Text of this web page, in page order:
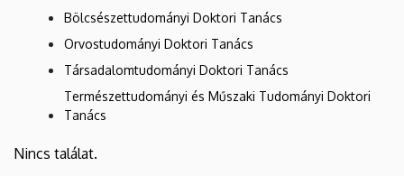
Bölcsészettudományi Doktori Tanács
Orvostudományi Doktori Tanács
Társadalomtudományi Doktori Tanács
Természettudományi és Műszaki Tudományi Doktori
Tanács
Nincs találat.